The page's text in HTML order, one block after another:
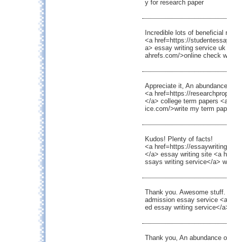
y for research paper
Incredible lots of beneficial
<a href=https://
a> essay writing service
ahrefs.com/>online check
Appreciate it, An
<a href=https://
</a> college term papers
ice.com/>write my term
Kudos! Plenty of facts!
<a href=https://
</a> essay writing site <a
ssays writing service</a>
Thank you. Awesome stuff.
admission essay service
ed essay writing service</
Thank you, An abundance